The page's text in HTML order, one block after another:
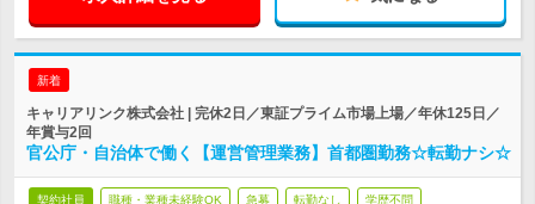
新着
キャリアリンク株式会社 | 完休2日／東証プライム市場上場／年休125日／
年賞与2回
官公庁・自治体で働く【運営管理業務】首都圏勤務☆転勤ナシ☆
契約社員 職種・業種未経験OK 急募 転勤なし 学歴不問